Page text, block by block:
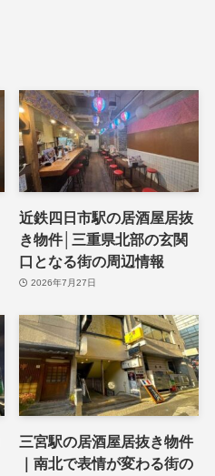
近鉄四日市駅の居酒屋居抜
き物件│三重県北部の玄関
口となる街の周辺情報
2026年7月27日
三宮駅の居酒屋居抜き物件
｜南北で表情が変わる街の